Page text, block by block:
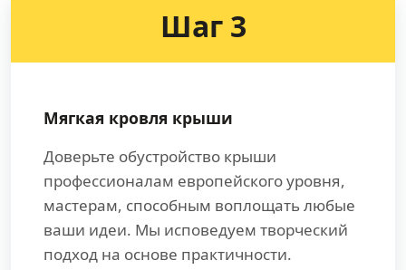
Шаг 3
Мягкая кровля крыши
Доверьте обустройство крыши
профессионалам европейского уровня,
мастерам, способным воплощать любые
ваши идеи. Мы исповедуем творческий
подход на основе практичности.